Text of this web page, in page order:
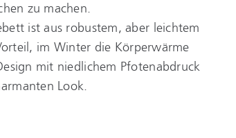
zu machen.
ist aus robustem, aber leichtem
im Winter die Körperwärme
mit niedlichem Pfotenabdruck
Look.